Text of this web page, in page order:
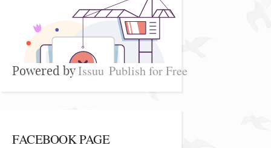
Powered byIssuu Publish for Free
FACEBOOK PAGE